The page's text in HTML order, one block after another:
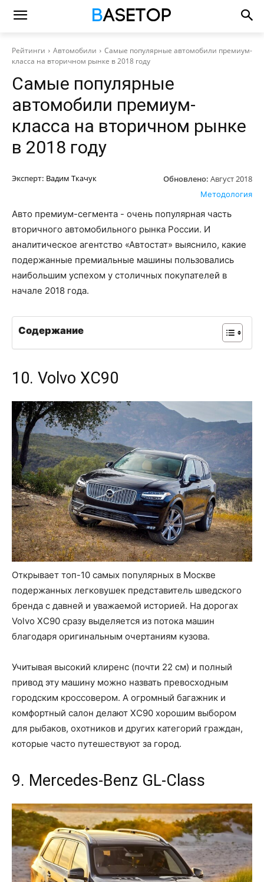
Рейтинги Автомобили
Самые популярные автомобили премиум-
класса на вторичном рынке в 2018 году
Самые популярные
автомобили премиум-
класса на вторичном рынке
в 2018 году
Эксперт: Вадим Ткачук Обновлено: Август 2018
Методология
Авто премиум-сегмента - очень популярная часть
вторичного автомобильного рынка России. И
аналитическое агентство «Автостат» выяснило, какие
подержанные премиальные машины пользовались
наибольшим успехом у столичных покупателей в
начале 2018 года.
Содержание
10. Volvo XC90
Открывает топ-10 самых популярных в Москве
подержанных легковушек представитель шведского
бренда с давней и уважаемой историей. На дорогах
Volvo XC90 сразу выделяется из потока машин
благодаря оригинальным очертаниям кузова.
Учитывая высокий клиренс (почти 22 см) и полный
привод эту машину можно назвать превосходным
городским кроссовером. А огромный багажник и
комфортный салон делают XC90 хорошим выбором
для рыбаков, охотников и других категорий граждан,
которые часто путешествуют за город.
9. Mercedes-Benz GL-Class